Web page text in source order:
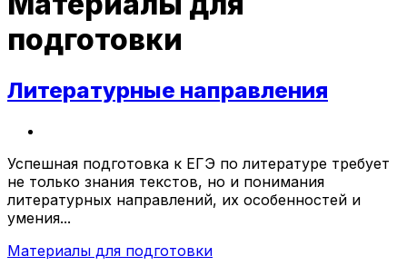
подготовки
Литературные направления
Успешная подготовка к ЕГЭ по литературе требует
не только знания текстов, но и понимания
литературных направлений, их особенностей и
умения...
Материалы для подготовки